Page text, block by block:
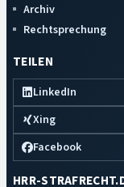
Archiv
Rechtsprechung
TEILEN
LinkedIn
Xing
Facebook
HRR-